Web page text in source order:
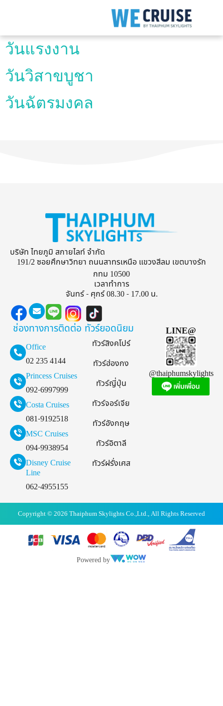
วันแรงงาน
วันวิสาขบูชา
วันฉัตรมงคล
บริษัท ไทยภูมิ สกายไลท์ จำกัด
191/2 ซอยศึกษาวิทยา ถนนสาทรเหนือ แขวงสีลม เขตบางรัก
กทม 10500
เวลาทำการ
จันทร์ - ศุกร์ 08.30 - 17.00 น.
ช่องทางการติดต่อ
Office
02 235 4144
Princess Cruises
092-6997999
Costa Cruises
081-9192518
MSC Cruises
094-9938954
Disney Cruise
Line
062-4955155
ทัวร์ยอดนิยม
ทัวร์สิงคโปร์
ทัวร์ฮ่องกง
ทัวร์ญี่ปุ่น
ทัวร์จอร์เจีย
ทัวร์อังกฤษ
ทัวร์อิตาลี
ทัวร์ฝรั่งเศส
LINE@
@thaiphumskylights
Copyright © 2026 Thaiphum Skylights Co.,Ltd., All Rights Reserved
Powered by